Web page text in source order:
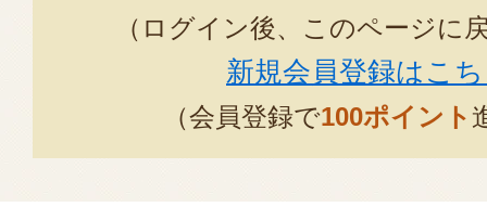
（ログイン後、このページに
新規会員登録はこ
（会員登録で100ポイント